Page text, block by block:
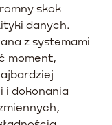
skok
danych.
z systemami
moment,
i dokonania